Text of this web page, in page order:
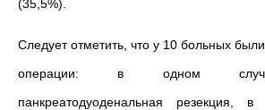
(35,5%).
Следует отметить, что у 10 больных
операции: в одном
панкреатодуоденальная резекция,